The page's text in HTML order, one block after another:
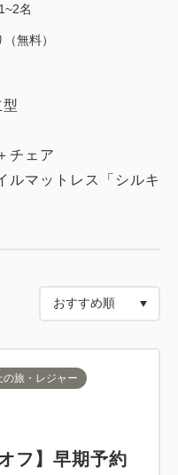
1~2名
無料）
チェア
ルマットレス「シルキ
の旅・レジャー
フ】早期予約